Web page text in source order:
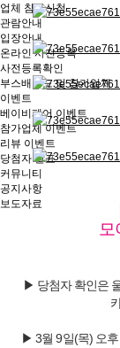
업체 참가신청
관람안내
입장안내
온라인 사전등록
사전등록확인
부스배치도 및 참가업체
이벤트
베이비페어 이벤트
참가업체 이벤트
리뷰 이벤트
당첨자 발표
커뮤니티
공지사항
보도자료
모
▶ 당첨자 확인은
▶ 3월 9일(목) 오